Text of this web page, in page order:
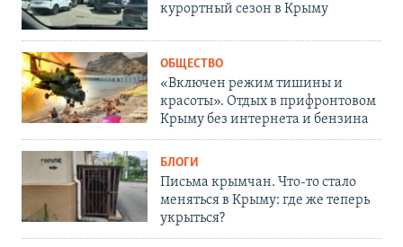
курортный сезон в Крыму
ОБЩЕСТВО
«Включен режим тишины и
красоты». Отдых в прифронтовом
Крыму без интернета и бензина
БЛОГИ
Письма крымчан. Что-то стало
меняться в Крыму: где же теперь
укрыться?